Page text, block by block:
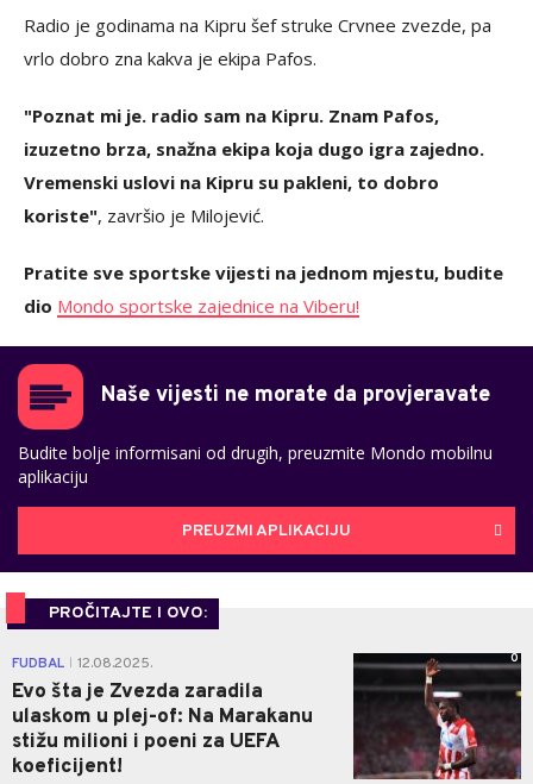
Radio je godinama na Kipru šef struke Crvnee zvezde, pa
vrlo dobro zna kakva je ekipa Pafos.
"Poznat mi je. radio sam na Kipru. Znam Pafos,
izuzetno brza, snažna ekipa koja dugo igra zajedno.
Vremenski uslovi na Kipru su pakleni, to dobro
koriste", završio je Milojević.
Pratite sve sportske vijesti na jednom mjestu, budite
dio Mondo sportske zajednice na Viberu!
Naše vijesti ne morate da provjeravate
Budite bolje informisani od drugih, preuzmite Mondo mobilnu
aplikaciju
PREUZMI APLIKACIJU
PROČITAJTE I OVO:
FUDBAL 12.08.2025.
Evo šta je Zvezda zaradila
ulaskom u plej-of: Na Marakanu
stižu milioni i poeni za UEFA
koeficijent!
0